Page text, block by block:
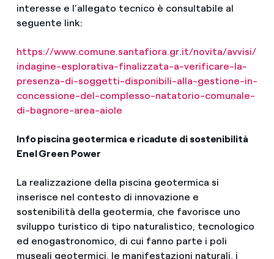
interesse e l’allegato tecnico è consultabile al
seguente link:
https://www.comune.santafiora.gr.it/novita/avvisi/
indagine-esplorativa-finalizzata-a-verificare-la-
presenza-di-soggetti-disponibili-alla-gestione-in-
concessione-del-complesso-natatorio-comunale-
di-bagnore-area-aiole
Info piscina geotermica e ricadute di sostenibilità
Enel Green Power
La realizzazione della piscina geotermica si
inserisce nel contesto di innovazione e
sostenibilità della geotermia, che favorisce uno
sviluppo turistico di tipo naturalistico, tecnologico
ed enogastronomico, di cui fanno parte i poli
museali geotermici, le manifestazioni naturali, i